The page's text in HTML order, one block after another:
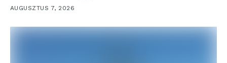
AUGUSZTUS 7, 2026